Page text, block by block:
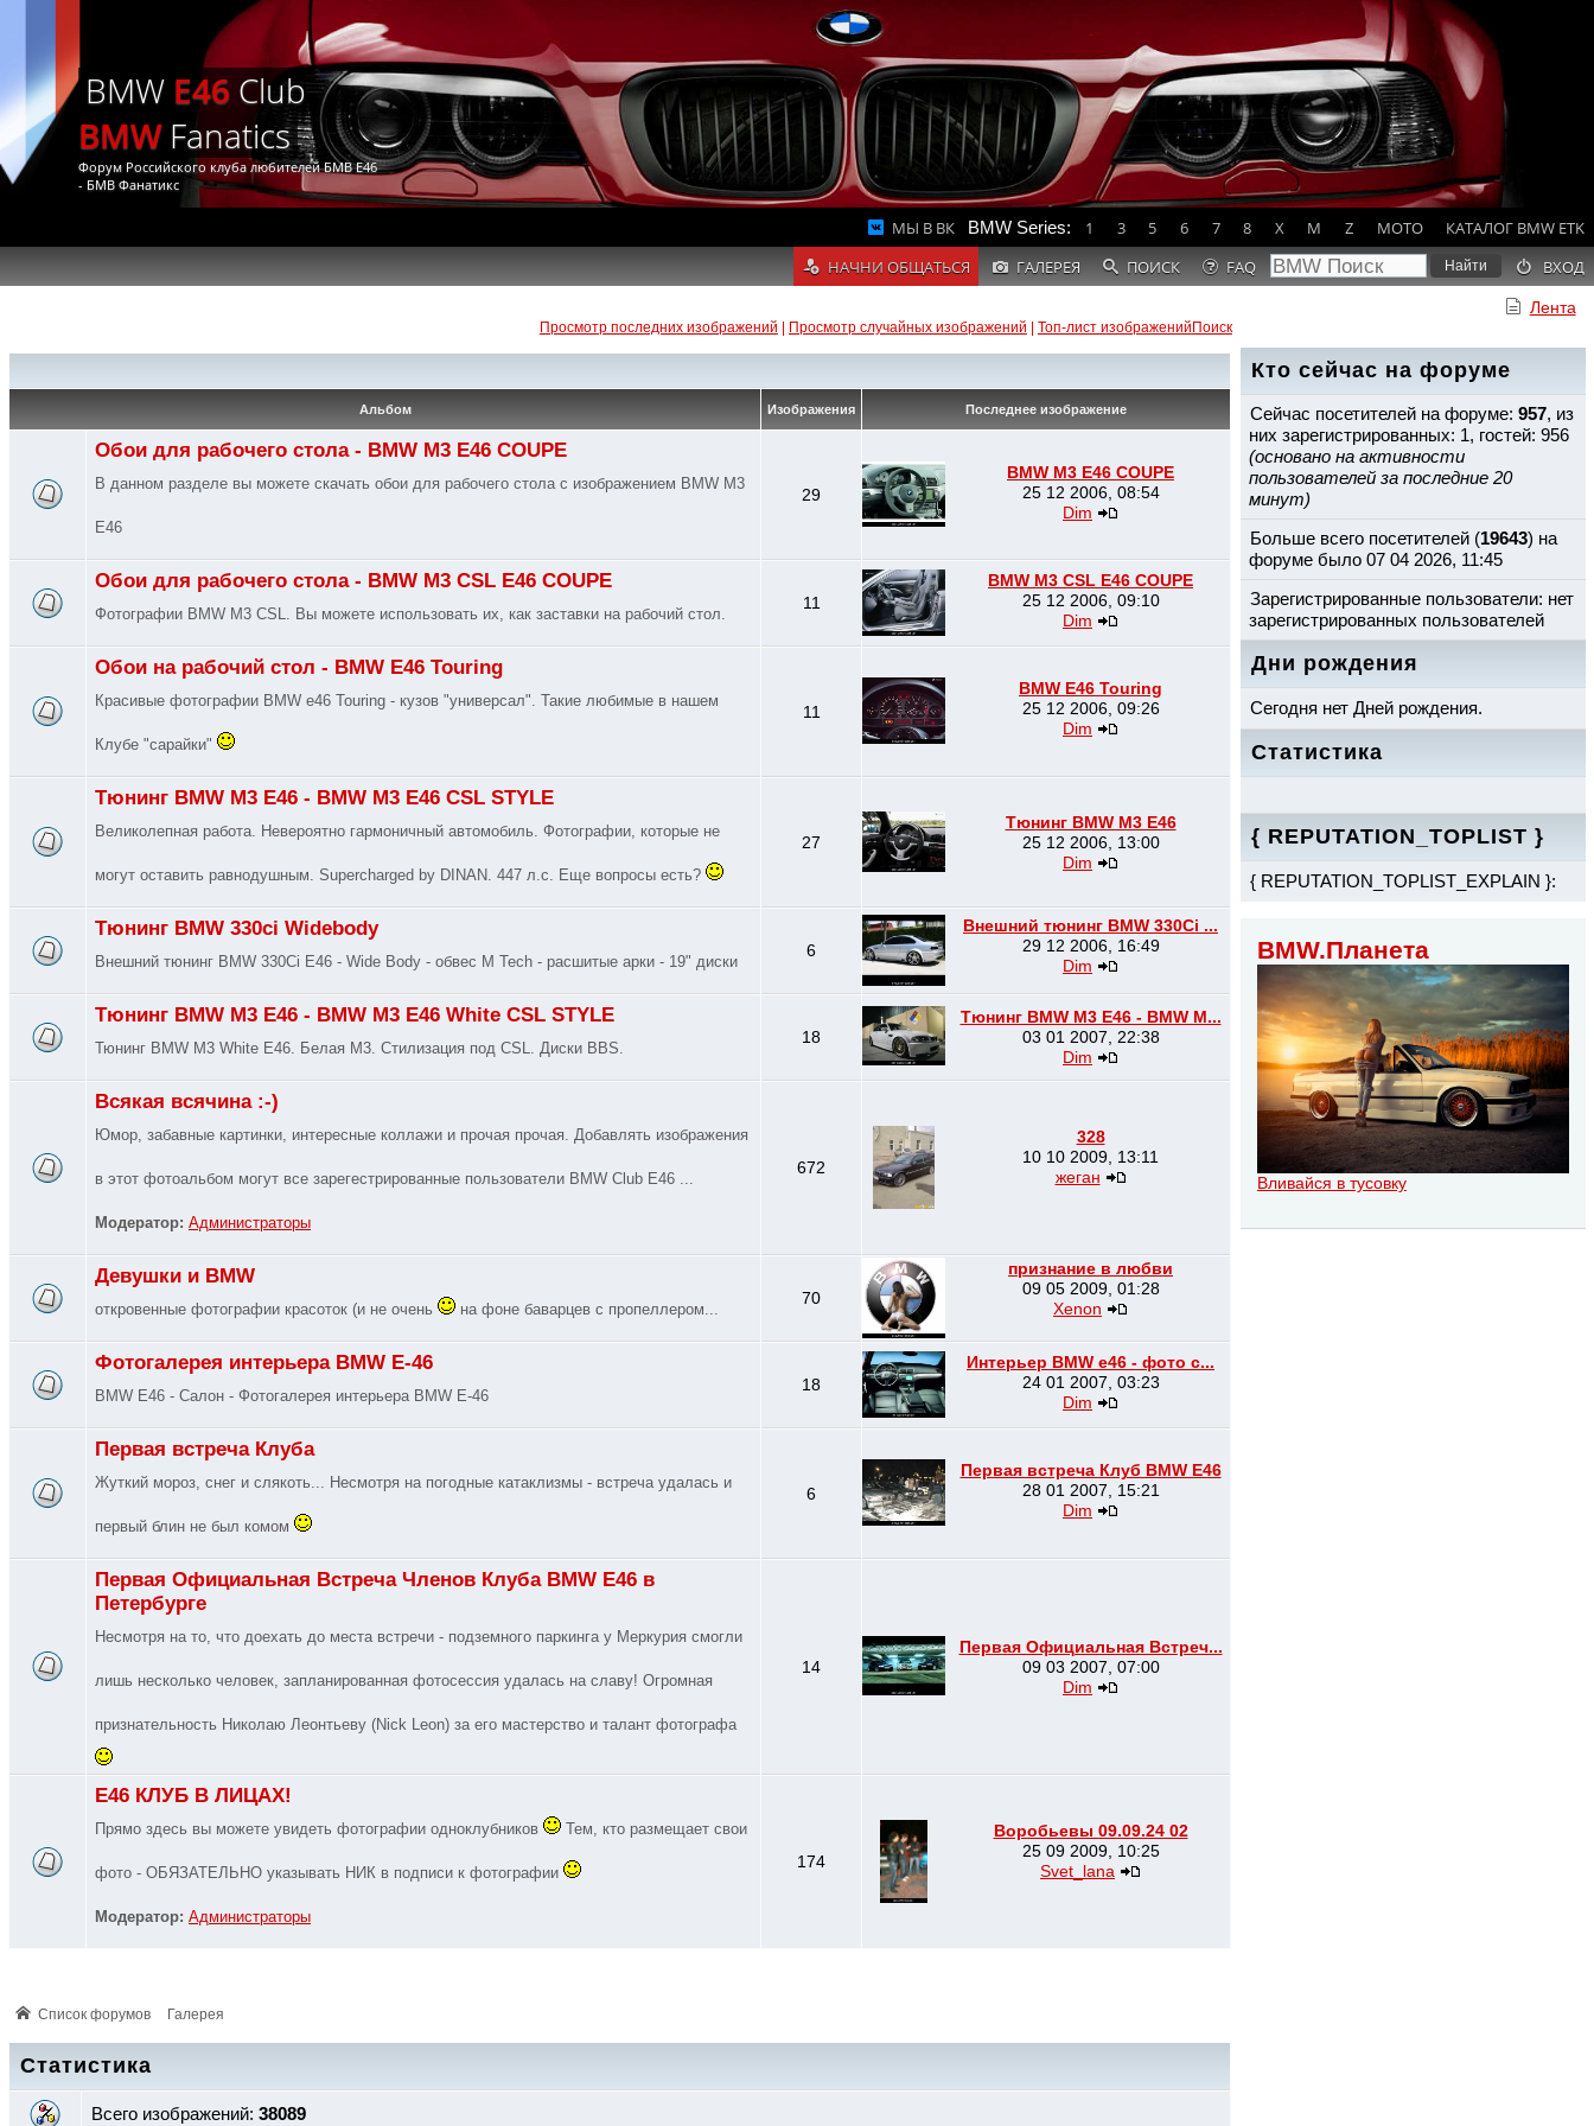
BMW E46 Club
BMWFanatics
Форум Российского клуба любителей БМВ Е46
- БМВ Фанатикс
МЫ В ВК BMW Series: 1 3 5 6 7 8 X M Z MOTO
КАТАЛОГ BMW ETK
НАЧНИ ОБЩАТЬСЯ
ГАЛЕРЕЯ ПОИСК FAQ ВХОД
Лента
Кто сейчас на форуме
Сейчас посетителей на форуме: 957, из
них зарегистрированных: 1, гостей: 956
(основано на активности
пользователей за последние 20
минут)
Больше всего посетителей (19643) на
форуме было 07 04 2026, 11:45
Зарегистрированные пользователи: нет
зарегистрированных пользователей
Дни рождения
Сегодня нет Дней рождения.
Статистика
{ REPUTATION_TOPLIST }
{ REPUTATION_TOPLIST_EXPLAIN }:
BMW.Планета
Вливайся в тусовку
Просмотр последних изображений | Просмотр случайных изображений | Топ-лист изображенийПоиск
Альбом Изображения Последнее изображение
Обои для рабочего стола - BMW M3 E46 COUPE
В данном разделе вы можете скачать обои для рабочего стола с изображением BMW M3
E46
29
BMW M3 E46 COUPE
25 12 2006, 08:54
Dim
Обои для рабочего стола - BMW M3 CSL E46 COUPE
Фотографии BMW M3 CSL. Вы можете использовать их, как заставки на рабочий стол.
11
BMW M3 CSL E46 COUPE
25 12 2006, 09:10
Dim
Обои на рабочий стол - BMW E46 Touring
Красивые фотографии BMW e46 Touring - кузов "универсал". Такие любимые в нашем
Клубе "сарайки"
11
BMW E46 Touring
25 12 2006, 09:26
Dim
Тюнинг BMW M3 E46 - BMW M3 E46 CSL STYLE
Великолепная работа. Невероятно гармоничный автомобиль. Фотографии, которые не
могут оставить равнодушным. Supercharged by DINAN. 447 л.с. Еще вопросы есть?
27
Тюнинг BMW M3 E46
25 12 2006, 13:00
Dim
Тюнинг BMW 330ci Widebody
Внешний тюнинг BMW 330Ci E46 - Wide Body - обвес M Tech - расшитые арки - 19" диски
6
Внешний тюнинг BMW 330Ci ...
29 12 2006, 16:49
Dim
Тюнинг BMW M3 E46 - BMW M3 E46 White CSL STYLE
Тюнинг BMW M3 White E46. Белая М3. Стилизация под CSL. Диски BBS.
18
Тюнинг BMW M3 E46 - BMW M...
03 01 2007, 22:38
Dim
Всякая всячина :-)
Юмор, забавные картинки, интересные коллажи и прочая прочая. Добавлять изображения
в этот фотоальбом могут все зарегестрированные пользователи BMW Club E46 ...
Модератор: Администраторы
672
328
10 10 2009, 13:11
жеган
Девушки и BMW
откровенные фотографии красоток (и не очень на фоне баварцев с пропеллером...
70
признание в любви
09 05 2009, 01:28
Xenon
Фотогалерея интерьера BMW E-46
BMW E46 - Салон - Фотогалерея интерьера BMW E-46
18
Интерьер BMW e46 - фото с...
24 01 2007, 03:23
Dim
Первая встреча Клуба
Жуткий мороз, снег и слякоть... Несмотря на погодные катаклизмы - встреча удалась и
первый блин не был комом
6
Первая встреча Клуб BMW E46
28 01 2007, 15:21
Dim
Первая Официальная Встреча Членов Клуба BMW E46 в
Петербурге
Несмотря на то, что доехать до места встречи - подземного паркинга у Меркурия смогли
лишь несколько человек, запланированная фотосессия удалась на славу! Огромная
признательность Николаю Леонтьеву (Nick Leon) за его мастерство и талант фотографа
14
Первая Официальная Встреч...
09 03 2007, 07:00
Dim
E46 КЛУБ В ЛИЦАХ!
Прямо здесь вы можете увидеть фотографии одноклубников Тем, кто размещает свои
фото - ОБЯЗАТЕЛЬНО указывать НИК в подписи к фотографии
Модератор: Администраторы
174
Воробьевы 09.09.24 02
25 09 2009, 10:25
Svet_lana
Список форумов Галерея
Статистика
Всего изображений: 38089